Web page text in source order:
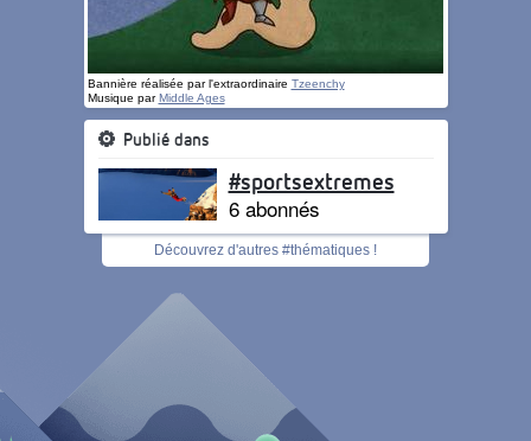
Bannière réalisée par l'extraordinaire Tzeenchy
Musique parMiddle Ages
Publié dans
#sportsextremes
6 abonnés
Découvrez d'autres #thématiques !